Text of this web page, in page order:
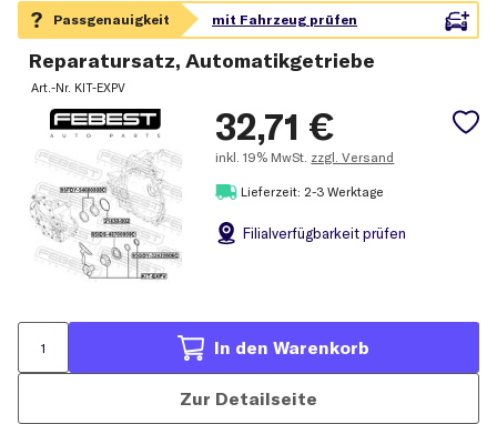
Reparatursatz, Automatikgetriebe
Art.-Nr. KIT-EXPV
32,71 €
inkl. 19% MwSt. zzgl. Versand
Lieferzeit: 2-3 Werktage
Filialverfügbarkeit prüfen
In den Warenkorb
Zur Detailseite